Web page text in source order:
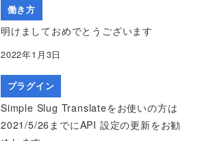
働き方
明けましておめでとうございます
2022年1月3日
プラグイン
Simple Slug Translateをお使いの方は
2021/5/26までにAPI 設定の更新をお勧